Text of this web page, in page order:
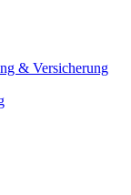
& Versicherung